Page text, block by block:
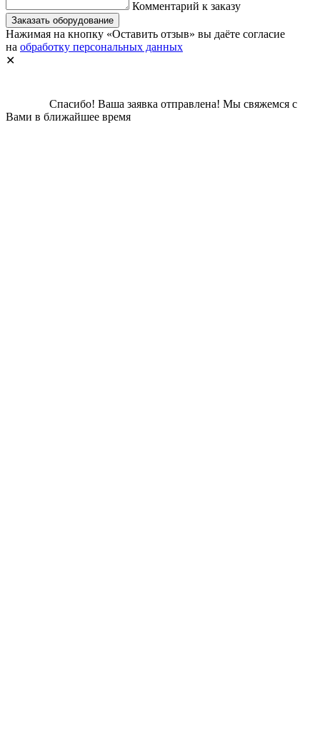
Комментарий к заказу
Заказать оборудование
Нажимая на кнопку «Оставить отзыв» вы даёте согласие
на обработку персональных данных
✕
Спасибо! Ваша заявка отправлена! Мы свяжемся с
Вами в ближайшее время